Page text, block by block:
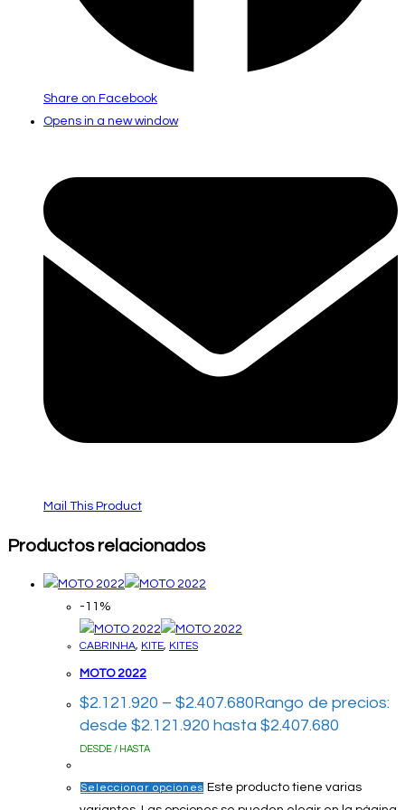
Share on Facebook
Opens in a new window
Mail This Product
Productos relacionados
-11%
CABRINHA, KITE, KITES
MOTO 2022
$2.121.920 – $2.407.680 Rango de precios:
desde $2.121.920 hasta $2.407.680
DESDE / HASTA
Seleccionar opciones Este producto tiene varias